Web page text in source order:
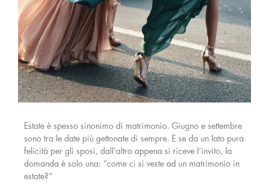
Estate è spesso sinonimo di matrimonio. Giugno e settembre
sono tra le date più gettonate di sempre. E se da un lato pura
felicità per gli sposi, dall’altro appena si riceve l’invito, la
domanda è solo una: “come ci si veste ad un matrimonio in
estate?”